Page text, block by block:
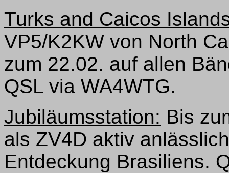
Turks and Caicos
VP5/K2KW von North
zum 22.02. auf allen
QSL via WA4WTG.
Jubiläumsstation: Bis
als ZV4D aktiv
Entdeckung Brasiliens.